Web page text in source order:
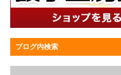
ブログ内検索